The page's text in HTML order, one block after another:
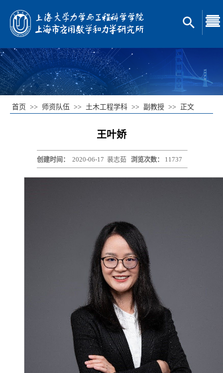
首页 >> 师资队伍 >> 土木工程学科 >> 副教授 >> 正文
王叶娇
创建时间： 2020-06-17 裴志茹 浏览次数： 11737